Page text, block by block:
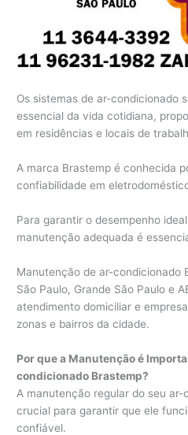
Os sistemas de ar-condicionado
essencial da vida cotidiana,
em residências e locais de
A marca Brastemp é conhecida
confiabilidade em
Para garantir o desempenho
manutenção adequada é
Manutenção de ar-condicionado
São Paulo, Grande São Paulo e
atendimento domiciliar e
zonas e bairros da cidade.
Por que a Manutenção é
condicionado Brastemp?
A manutenção regular do seu
crucial para garantir que ele
confiável.